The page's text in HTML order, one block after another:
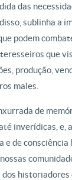
das
sublinha a
podem
que
produção,
males.
de
inverídicas, e,
e de
dos